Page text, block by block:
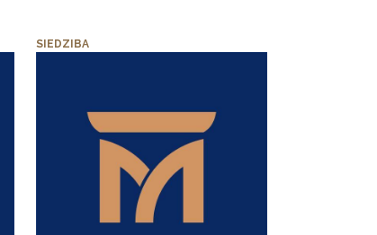
SIEDZIBA